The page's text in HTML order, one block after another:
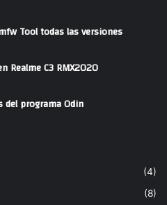
Tool todas las versiones
Realme C3 RMX2020
del programa Odin
(4)
(8)